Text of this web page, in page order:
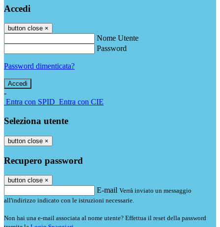
Accedi
button close ×
Nome Utente
Password
Password dimenticata?
-
Entra con SPID Entra con CIE
Seleziona utente
button close ×
Recupero password
button close ×
E-mail Verrà inviato un messaggio
all'indirizzo indicato con le istruzioni necessarie.
Non hai una e-mail associata al nome utente? Effettua il reset della password